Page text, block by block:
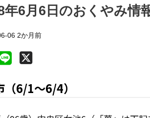
年6月6日のおくやみ情
06 2か月前
（6/1〜6/4）